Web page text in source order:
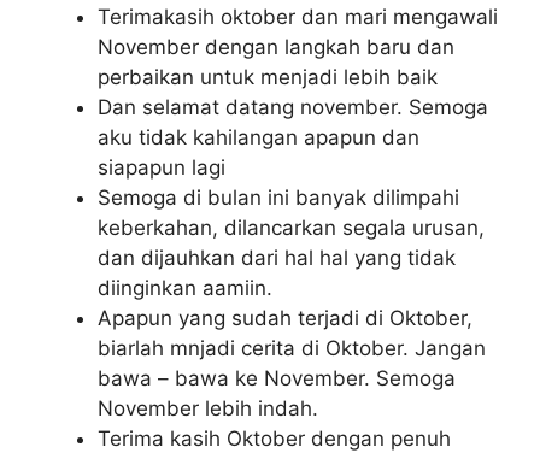
Terimakasih oktober dan mari mengawali
November dengan langkah baru dan
perbaikan untuk menjadi lebih baik
Dan selamat datang november. Semoga
aku tidak kahilangan apapun dan
siapapun lagi
Semoga di bulan ini banyak dilimpahi
keberkahan, dilancarkan segala urusan,
dan dijauhkan dari hal hal yang tidak
diinginkan aamiin.
Apapun yang sudah terjadi di Oktober,
biarlah mnjadi cerita di Oktober. Jangan
bawa – bawa ke November. Semoga
November lebih indah.
Terima kasih Oktober dengan penuh